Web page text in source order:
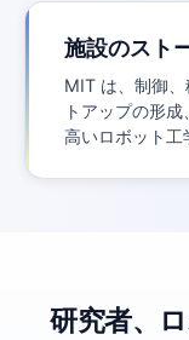
施設のスト
MIT は、制御
トアップの形
高いロボット工
研究者、